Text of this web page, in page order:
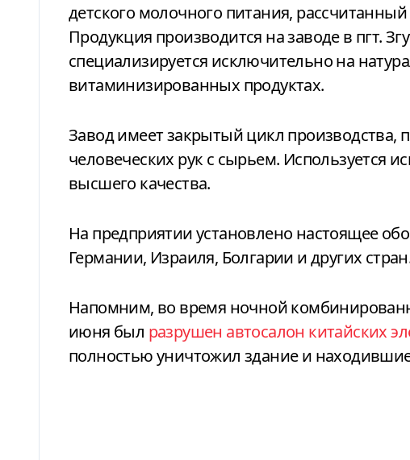
детского молочного питания,
Продукция производится на заводе в пгт.
специализируется исключительно на
витаминизированных продуктах.
Завод имеет закрытый цикл
человеческих рук с сырьем. Используется
высшего качества.
На предприятии установлено настоящее
Германии, Израиля, Болгарии и других
Напомним, во время ночной
июня был разрушен автосалон китайских
полностью уничтожил здание и